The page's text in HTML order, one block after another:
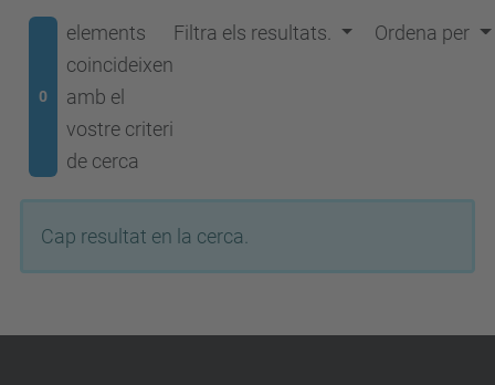
0
elements
coincideixen
amb el
vostre criteri
de cerca
Filtra els resultats. Ordena per
Cap resultat en la cerca.